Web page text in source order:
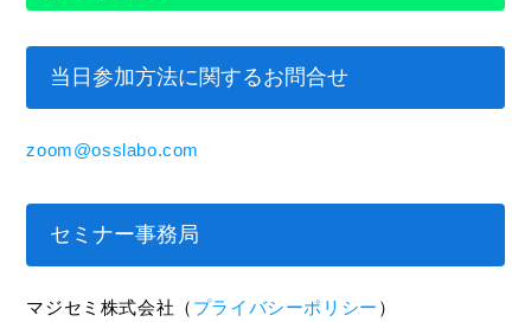
当日参加方法に関するお問合せ
zoom@osslabo.com
セミナー事務局
マジセミ株式会社（ プライバシーポリシー ）